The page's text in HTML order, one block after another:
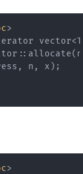
>
vector<T
:: allocate( n
, n , x );
>